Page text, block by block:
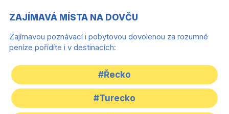
ZAJÍMAVÁ MÍSTA NA DOVČU
Zajímavou poznávací i pobytovou dovolenou za rozumné
peníze pořídíte i v destinacích:
#Řecko
#Turecko